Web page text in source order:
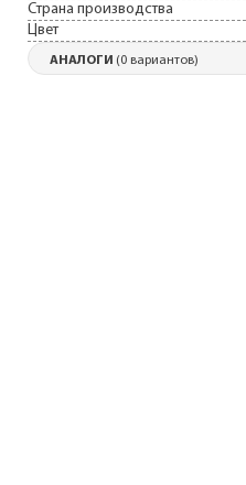
Страна производства
Цвет
АНАЛОГИ (0 вариантов)